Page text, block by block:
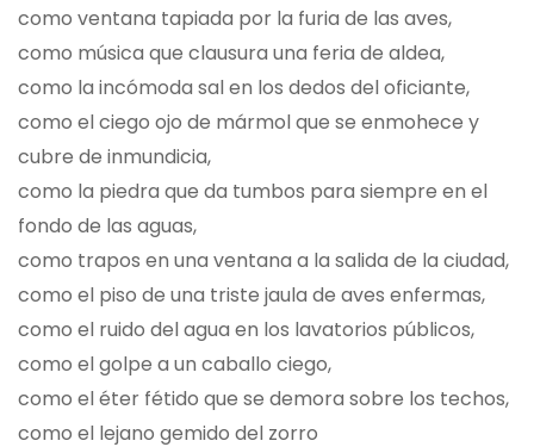
como ventana tapiada por la furia de las aves,
como música que clausura una feria de aldea,
como la incómoda sal en los dedos del oficiante,
como el ciego ojo de mármol que se enmohece y
cubre de inmundicia,
como la piedra que da tumbos para siempre en el
fondo de las aguas,
como trapos en una ventana a la salida de la ciudad,
como el piso de una triste jaula de aves enfermas,
como el ruido del agua en los lavatorios públicos,
como el golpe a un caballo ciego,
como el éter fétido que se demora sobre los techos,
como el lejano gemido del zorro